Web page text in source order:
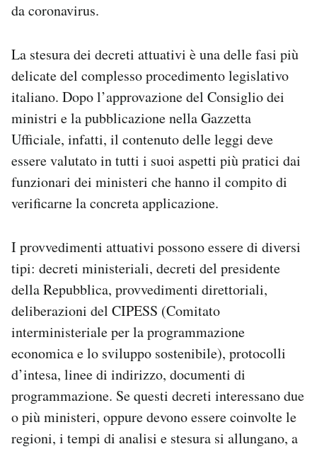
Esci
da coronavirus.
La stesura dei decreti attuativi è una delle fasi più
delicate del complesso procedimento legislativo
italiano. Dopo l’approvazione del Consiglio dei
ministri e la pubblicazione nella Gazzetta
Ufficiale, infatti, il contenuto delle leggi deve
essere valutato in tutti i suoi aspetti più pratici dai
funzionari dei ministeri che hanno il compito di
verificarne la concreta applicazione.
I provvedimenti attuativi possono essere di diversi
tipi: decreti ministeriali, decreti del presidente
della Repubblica, provvedimenti direttoriali,
deliberazioni del CIPESS (Comitato
interministeriale per la programmazione
economica e lo sviluppo sostenibile), protocolli
d’intesa, linee di indirizzo, documenti di
programmazione. Se questi decreti interessano due
o più ministeri, oppure devono essere coinvolte le
regioni, i tempi di analisi e stesura si allungano, a